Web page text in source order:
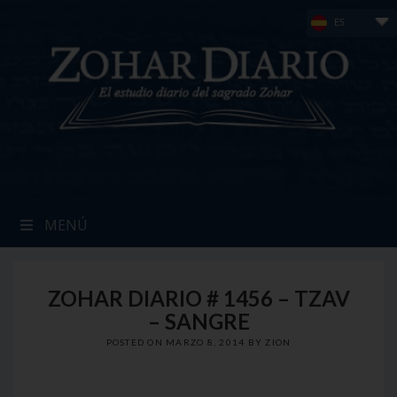
ES
MENÚ
ZOHAR DIARIO # 1456 – TZAV
– SANGRE
POSTED ON MARZO 8, 2014 BY ZION